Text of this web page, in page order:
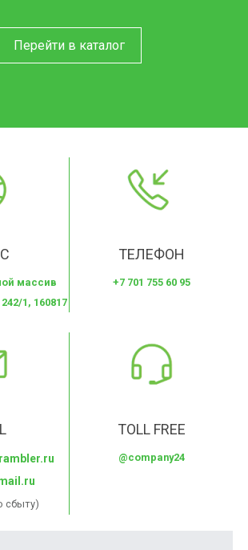
Перейти в каталог
массив
1, 160817
ТЕЛЕФОН
+7 701 755 60 95
сбыту)
TOLL FREE
@company24